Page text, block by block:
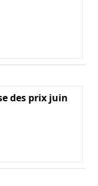
des prix juin